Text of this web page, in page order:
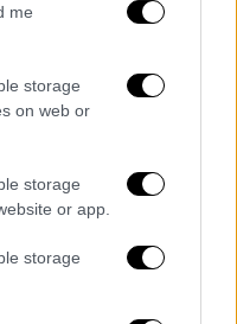
me
storage
on web or
storage
or app.
storage
ούτε και το
ο Κόσμος μας·
μέρα πριν… Η
μαγνητικά
να έχουν κάποια